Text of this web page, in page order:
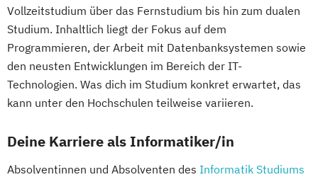
Vollzeitstudium über das Fernstudium bis hin zum dualen
Studium. Inhaltlich liegt der Fokus auf dem
Programmieren, der Arbeit mit Datenbanksystemen sowie
den neusten Entwicklungen im Bereich der IT-
Technologien. Was dich im Studium konkret erwartet, das
kann unter den Hochschulen teilweise variieren.
Deine Karriere als Informatiker/in
Absolventinnen und Absolventen des Informatik Studiums